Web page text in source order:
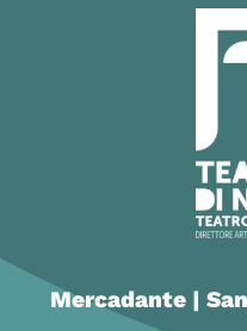
Mercadante |